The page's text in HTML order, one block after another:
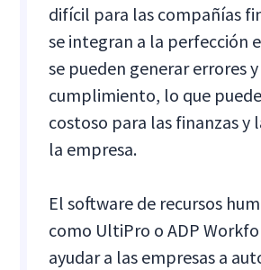
difícil para las compañías
se integran a la perfección
se pueden generar errores
cumplimiento, lo que
costoso para las finanzas y
la empresa.
El software de recursos
como UltiPro o ADP
ayudar a las empresas a